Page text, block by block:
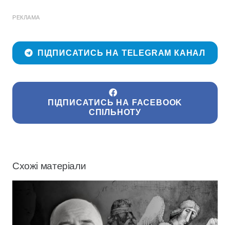
РЕКЛАМА
ПІДПИСАТИСЬ НА TELEGRAM КАНАЛ
ПІДПИСАТИСЬ НА FACEBOOK
СПІЛЬНОТУ
Схожі матеріали